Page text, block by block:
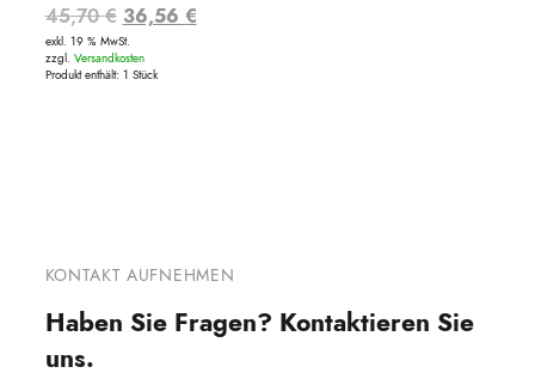
45,70€ Ursprünglicher
Preis
war:
36,56 €Aktueller
exkl. 19 % MwSt.
zzgl. Versandkosten
Produkt enthält: 1 Stück
KONTAKT AUFNEHMEN
Haben Sie Fragen? Kontaktieren Sie
uns.